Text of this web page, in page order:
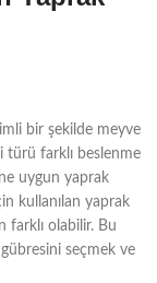
bir şekilde meyve
farklı beslenme
uygun yaprak
kullanılan yaprak
farklı olabilir. Bu
seçmek ve